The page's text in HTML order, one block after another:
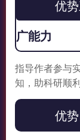
优
广能力
指导作者参与
知，助科研顺
优